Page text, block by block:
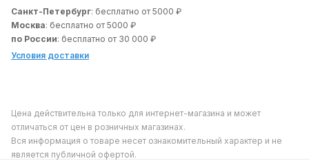
Санкт-Петербург: бесплатно от 5000 ₽
Москва: бесплатно от 5000 ₽
по России: бесплатно от 30 000 ₽
Условия доставки
Цена действительна только для интернет-магазина и может
отличаться от цен в розничных магазинах.
Вся информация о товаре несет ознакомительный характер и не
является публичной офертой.